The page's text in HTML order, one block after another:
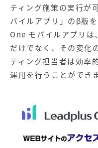
【クリニック向け】新規集
Web広告サービス
集客Web広告パッケージ
商圏ねらいうちパッケージ
Web制作の製品
WEBプラス
ティング施策の実行が
バイルアプリ」のβ版
One モバイルアプリは
だけでなく、その変化
ティング担当者は効率
運用を行うことができま